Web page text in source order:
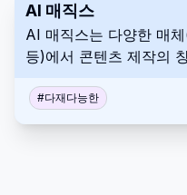
AI 매직스
AI 매직스는 다양한 매
등)에서 콘텐츠 제작의
#다재다능한